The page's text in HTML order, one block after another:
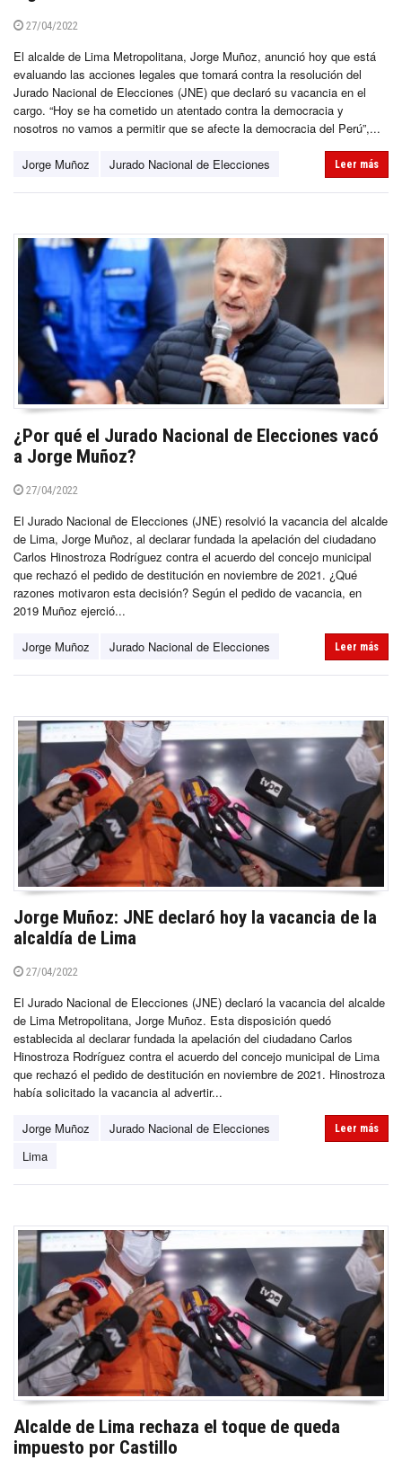
27/04/2022
El alcalde de Lima Metropolitana, Jorge Muñoz, anunció hoy que está
evaluando las acciones legales que tomará contra la resolución del
Jurado Nacional de Elecciones (JNE) que declaró su vacancia en el
cargo. “Hoy se ha cometido un atentado contra la democracia y
nosotros no vamos a permitir que se afecte la democracia del Perú”,...
Jorge Muñoz Jurado Nacional de Elecciones Leer más
¿Por qué el Jurado Nacional de Elecciones vacó
a Jorge Muñoz?
27/04/2022
El Jurado Nacional de Elecciones (JNE) resolvió la vacancia del alcalde
de Lima, Jorge Muñoz, al declarar fundada la apelación del ciudadano
Carlos Hinostroza Rodríguez contra el acuerdo del concejo municipal
que rechazó el pedido de destitución en noviembre de 2021. ¿Qué
razones motivaron esta decisión? Según el pedido de vacancia, en
2019 Muñoz ejerció...
Jorge Muñoz Jurado Nacional de Elecciones Leer más
Jorge Muñoz: JNE declaró hoy la vacancia de la
alcaldía de Lima
27/04/2022
El Jurado Nacional de Elecciones (JNE) declaró la vacancia del alcalde
de Lima Metropolitana, Jorge Muñoz. Esta disposición quedó
establecida al declarar fundada la apelación del ciudadano Carlos
Hinostroza Rodríguez contra el acuerdo del concejo municipal de Lima
que rechazó el pedido de destitución en noviembre de 2021. Hinostroza
había solicitado la vacancia al advertir...
Jorge Muñoz
Jurado Nacional de Elecciones
Lima
Leer más
Alcalde de Lima rechaza el toque de queda
impuesto por Castillo